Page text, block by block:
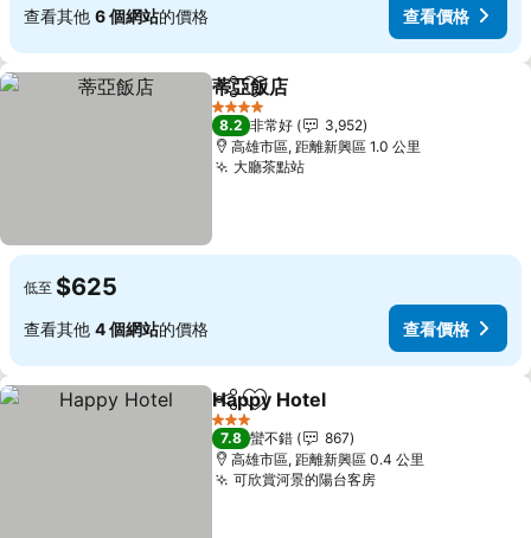
查看其他 6 個網站的價格 查看價格
分享 加入我的最愛
蒂亞飯店
4 星級
8.2 非常好
3,952
高雄市區, 距離新興區 1.0 公里
大廳茶點站查看價格
低至 $625
查看其他 4 個網站的價格 查看價格
分享 加入我的最愛
Happy Hotel
3 星級
7.8 蠻不錯
867
高雄市區, 距離新興區 0.4 公里
可欣賞河景的陽台客房查看價格